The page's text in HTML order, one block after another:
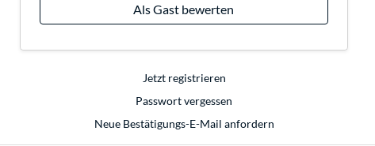
Als Gast bewerten
Jetzt registrieren
Passwort vergessen
Neue Bestätigungs-E-Mail anfordern